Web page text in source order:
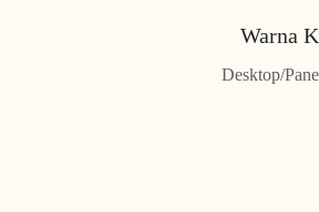
Warna
Desktop/